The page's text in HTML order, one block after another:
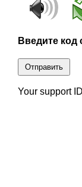
Введите код
Отправить
Your support